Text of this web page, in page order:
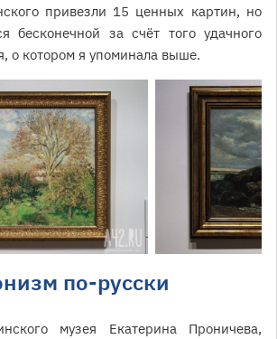
привезли 15 ценных картин, но
бесконечной за счёт того удачного
о котором я упоминала выше.
по-русски
музея Екатерина Проничева,